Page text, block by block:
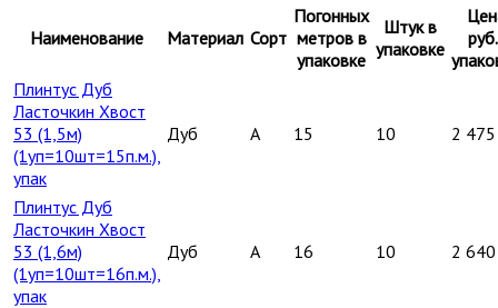
Наименование Материал Сорт
Погонных
метров в
упаковке
Штук в
упаковке
Плинтус Дуб
Ласточкин Хвост
53 (1,5м)
(1уп=10шт=15п.м.),
упак
Дуб A 15 10 2 475
Плинтус Дуб
Ласточкин Хвост
53 (1,6м)
(1уп=10шт=16п.м.),
упак
Дуб A 16 10 2 640